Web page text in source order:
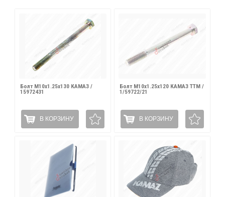
Болт М10х1.25х130 КАМАЗ /
15972431
В КОРЗИНУ
Болт М10х1.25х120 КАМАЗ ТТМ /
1/59722/21
В КОРЗИНУ